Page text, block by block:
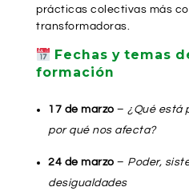
prácticas colectivas más
transformadoras.
Fechas y temas
formación
17 de marzo –¿Qué está
por qué nos afecta?
24 de marzo – Poder,
desigualdades